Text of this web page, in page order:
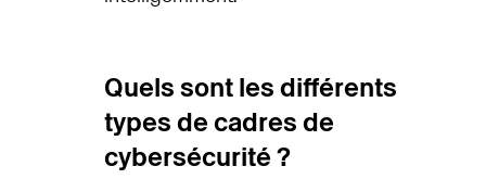
Quels sont les différents
types de cadres de
cybersécurité ?